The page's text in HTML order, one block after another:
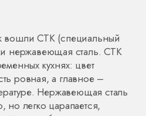
вошли СТК (специальный
и нержавеющая сталь. СТК
кухнях: цвет
ровная, а главное –
Нержавеющая сталь
но легко царапается,